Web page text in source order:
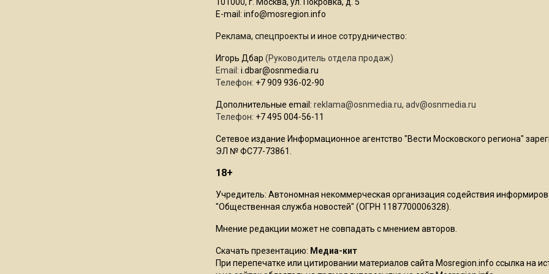
E-mail: info@mosregion.info
Реклама, спецпроекты и иное сотрудничество:
Игорь Дбар (Руководитель отдела продаж)
Email: i.dbar@osnmedia.ru
Телефон: +7 909 936-02-90
Дополнительные email: reklama@osnmedia.ru, adv@osnmedia.ru
Телефон: +7 495 004-56-11
Сетевое издание Информационное агентство "Вести Московского региона"
ЭЛ № ФС77-73861.
18+
Учредитель: Автономная некоммерческая организация содействия
"Общественная служба новостей" (ОГРН 1187700006328).
Мнение редакции может не совпадать с мнением авторов.
Скачать презентацию: Медиа-кит
При перепечатке или цитировании материалов сайта Mosregion.info ссылка на